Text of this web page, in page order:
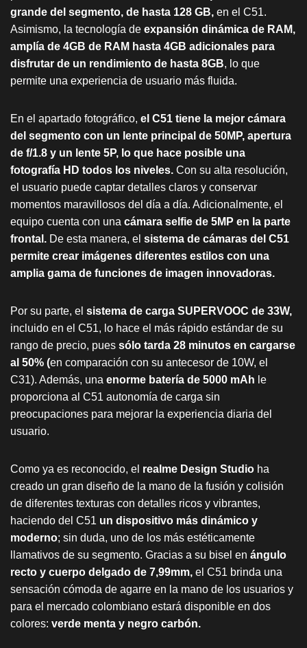
grande del segmento, de hasta 128 GB, en el C51.
Asimismo, la tecnología de expansión dinámica de RAM,
amplía de 4GB de RAM hasta 4GB adicionales para
disfrutar de un rendimiento de hasta 8GB, lo que
permite una experiencia de usuario más fluida.
En el apartado fotográfico, el C51 tiene la mejor cámara
del segmento con un lente principal de 50MP, apertura
de f/1.8 y un lente 5P, lo que hace posible una
fotografía HD todos los niveles. Con su alta resolución,
el usuario puede captar detalles claros y conservar
momentos maravillosos del día a día. Adicionalmente, el
equipo cuenta con una cámara selfie de 5MP en la parte
frontal. De esta manera, el sistema de cámaras del C51
permite crear imágenes diferentes estilos con una
amplia gama de funciones de imagen innovadoras.
Por su parte, el sistema de carga SUPERVOOC de 33W,
incluido en el C51, lo hace el más rápido estándar de su
rango de precio, pues sólo tarda 28 minutos en cargarse
al 50% (en comparación con su antecesor de 10W, el
C31). Además, una enorme batería de 5000 mAh le
proporciona al C51 autonomía de carga sin
preocupaciones para mejorar la experiencia diaria del
usuario.
Como ya es reconocido, el realme Design Studio ha
creado un gran diseño de la mano de la fusión y colisión
de diferentes texturas con detalles ricos y vibrantes,
haciendo del C51 un dispositivo más dinámico y
moderno; sin duda, uno de los más estéticamente
llamativos de su segmento. Gracias a su bisel en ángulo
recto y cuerpo delgado de 7,99mm, el C51 brinda una
sensación cómoda de agarre en la mano de los usuarios y
para el mercado colombiano estará disponible en dos
colores: verde menta y negro carbón.